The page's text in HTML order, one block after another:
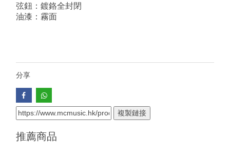
弦鈕：鍍鉻全封閉
油漆：霧面
分享
複製鏈接
推薦商品